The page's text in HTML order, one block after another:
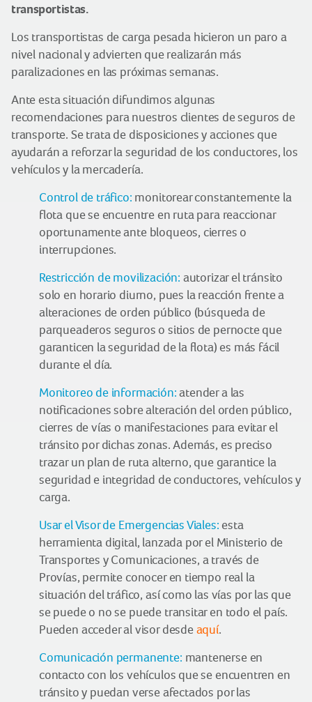
transportistas.
Los transportistas de carga pesada hicieron un paro a
nivel nacional y advierten que realizarán más
paralizaciones en las próximas semanas.
Ante esta situación difundimos algunas
recomendaciones para nuestros clientes de seguros de
transporte. Se trata de disposiciones y acciones que
ayudarán a reforzar la seguridad de los conductores, los
vehículos y la mercadería.
Control de tráfico: monitorear constantemente la
flota que se encuentre en ruta para reaccionar
oportunamente ante bloqueos, cierres o
interrupciones.
Restricción de movilización: autorizar el tránsito
solo en horario diurno, pues la reacción frente a
alteraciones de orden público (búsqueda de
parqueaderos seguros o sitios de pernocte que
garanticen la seguridad de la flota) es más fácil
durante el día.
Monitoreo de información: atender a las
notificaciones sobre alteración del orden público,
cierres de vías o manifestaciones para evitar el
tránsito por dichas zonas. Además, es preciso
trazar un plan de ruta alterno, que garantice la
seguridad e integridad de conductores, vehículos y
carga.
Usar el Visor de Emergencias Viales: esta
herramienta digital, lanzada por el Ministerio de
Transportes y Comunicaciones, a través de
Provías, permite conocer en tiempo real la
situación del tráfico, así como las vías por las que
se puede o no se puede transitar en todo el país.
Pueden acceder al visor desde aquí.
Comunicación permanente: mantenerse en
contacto con los vehículos que se encuentren en
tránsito y puedan verse afectados por las